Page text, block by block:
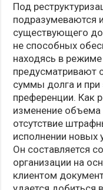
Под
подразумеваются
существующего
не способных
находясь в
предусматривают
суммы долга и
преференции. Как
изменение
отсутствие
исполнении новых
Он составляется
организации на
клиентом